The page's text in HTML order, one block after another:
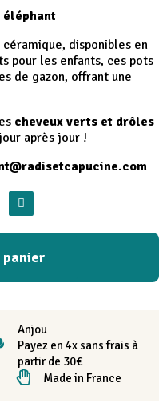
éléphant
disponibles en
pour les enfants, ces pots
de gazon, offrant une
cheveux verts et drôles
après jour !
Anjou
Payez en 4x sans frais à
partir de 30€
Made in France